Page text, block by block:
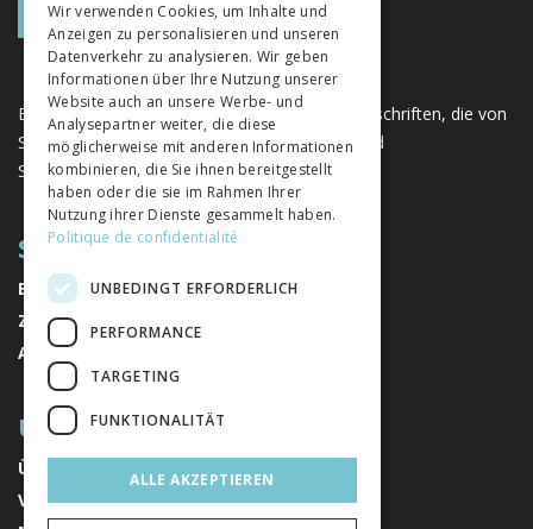
Eine einzigartige Plattform für Bücher und Zeitschriften, die von
Schweizer Verlagen im Bereich der Geistes- und
Sozialwissenschaften herausgegeben werden.
SITEMAP
BÜCHER
ZEITSCHRIFTEN
AUTOREN
ÜBER UNS
ÜBER UNS
VERLAGE
ITALIAN
Wir verwenden Cookies, um Inhalte und
Anzeigen zu personalisieren und unseren
Datenverkehr zu analysieren. Wir geben
Informationen über Ihre Nutzung unserer
Website auch an unsere Werbe- und
Analysepartner weiter, die diese
möglicherweise mit anderen Informationen
kombinieren, die Sie ihnen bereitgestellt
haben oder die sie im Rahmen Ihrer
Nutzung ihrer Dienste gesammelt haben.
Politique de confidentialité
UNBEDINGT ERFORDERLICH
PERFORMANCE
TARGETING
FUNKTIONALITÄT
ALLE AKZEPTIEREN